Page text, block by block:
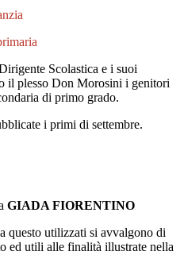
Scolastica e i suoi
il plesso Don Morosini i genitori
di primo grado.
i primi di settembre.
GIADA FIORENTINO
questo utilizzati si avvalgono di
ed utili alle finalità illustrate nella